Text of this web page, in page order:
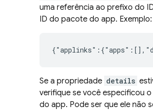
uma referência ao prefixo do
ID do pacote do app. Exemplo:
Se a propriedade details
verifique se você especificou
do app. Pode ser que ele não